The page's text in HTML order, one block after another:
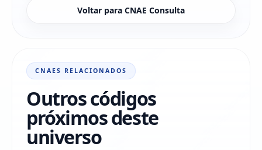
Voltar para CNAE Consulta
CNAES RELACIONADOS
Outros códigos
próximos deste
universo